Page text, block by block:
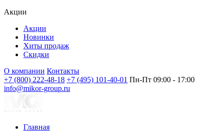
Акции
Акции
Новинки
Хиты продаж
Скидки
О компании Контакты
+7 (800) 222-48-18 +7 (495) 101-40-01 Пн-Пт 09:00 - 17:00
info@mikor-group.ru
Главная